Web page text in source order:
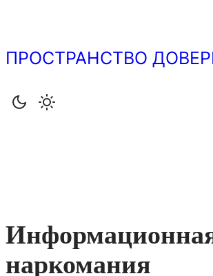
содержимому
ПРОСТРАНСТВО
наркомания